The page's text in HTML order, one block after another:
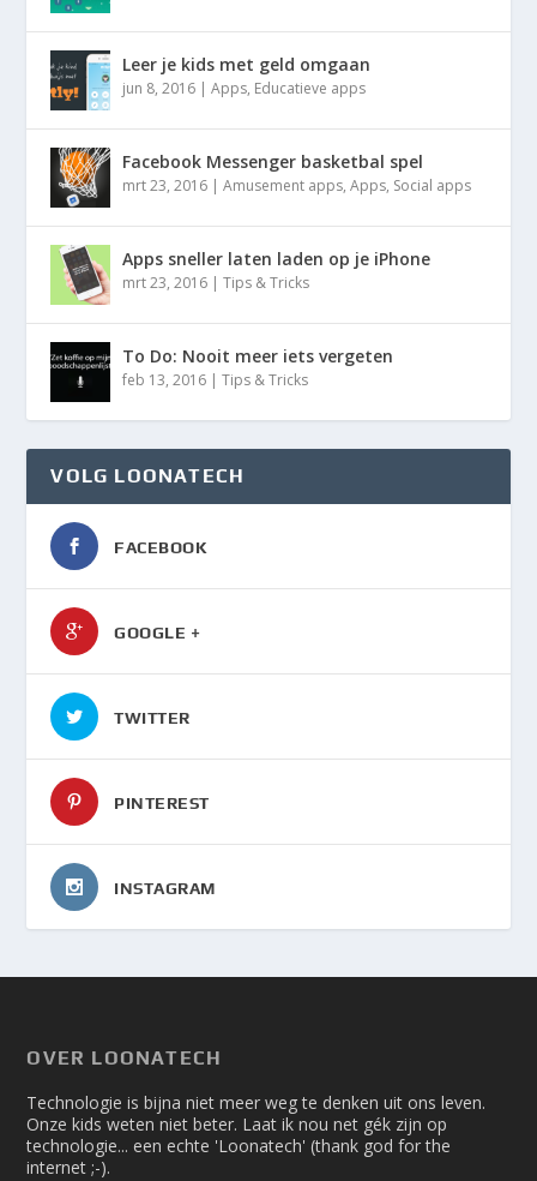
Leer je kids met geld omgaan
jun 8, 2016 |Apps, Educatieve apps
Facebook Messenger basketbal spel
mrt 23, 2016 |Amusement apps,Apps, Social apps
Apps sneller laten laden op je iPhone
mrt 23, 2016 |Tips & Tricks
To Do: Nooit meer iets vergeten
feb 13, 2016 |Tips & Tricks
VOLG LOONATECH
FACEBOOK
GOOGLE +
TWITTER
PINTEREST
INSTAGRAM
OVER LOONATECH
Technologie is bijna niet meer weg te denken uit ons leven.
Onze kids weten niet beter. Laat ik nou net gék zijn op
technologie... een echte 'Loonatech' (thank god for the
internet ;-).